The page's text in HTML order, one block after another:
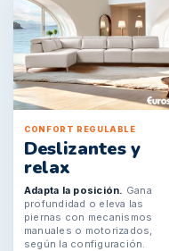
CONFORT REGULABLE
Deslizantes y
relax
Adapta la posición. Gana
profundidad o eleva las
piernas con mecanismos
manuales o motorizados,
según la configuración.